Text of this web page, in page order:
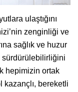
ulaştığını
zenginliği ve
sağlık ve huzur
sürdürülebilirliğini
hepimizin ortak
kazançlı, bereketli